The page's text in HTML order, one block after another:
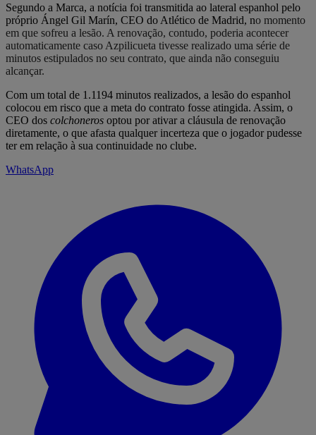
Segundo a Marca, a notícia foi transmitida ao lateral espanhol pelo
próprio Ángel Gil Marín, CEO do Atlético de Madrid, no momento
em que sofreu a lesão. A renovação, contudo, poderia acontecer
automaticamente caso Azpilicueta tivesse realizado uma série de
minutos estipulados no seu contrato, que ainda não conseguiu
alcançar.
Com um total de 1.1194 minutos realizados, a lesão do espanhol
colocou em risco que a meta do contrato fosse atingida. Assim, o
CEO dos colchoneros optou por ativar a cláusula de renovação
diretamente, o que afasta qualquer incerteza que o jogador pudesse
ter em relação à sua continuidade no clube.
WhatsApp